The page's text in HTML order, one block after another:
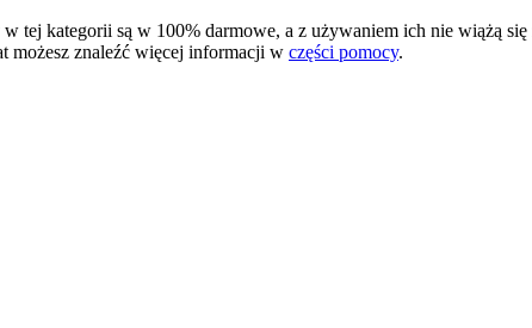
kategorii są w 100% darmowe, a z używaniem ich nie wiążą się
możesz znaleźć więcej informacji w części pomocy.